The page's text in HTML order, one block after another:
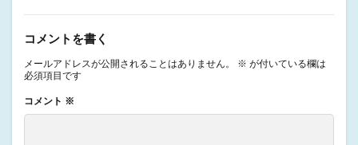
コメントを書く
メールアドレスが公開されることはありません。 ※ が付いている欄は
必須項目です
コメント ※